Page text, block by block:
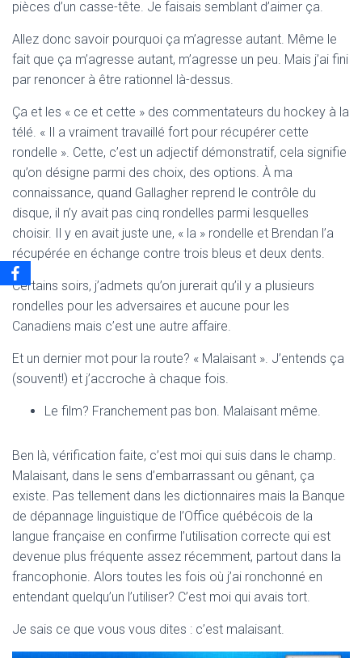
pièces d’un casse-tête. Je faisais semblant d’aimer ça.
Allez donc savoir pourquoi ça m’agresse autant. Même le
fait que ça m’agresse autant, m’agresse un peu. Mais j’ai fini
par renoncer à être rationnel là-dessus.
Ça et les « ce et cette » des commentateurs du hockey à la
télé. « Il a vraiment travaillé fort pour récupérer cette
rondelle ». Cette, c’est un adjectif démonstratif, cela signifie
qu’on désigne parmi des choix, des options. À ma
connaissance, quand Gallagher reprend le contrôle du
disque, il n’y avait pas cinq rondelles parmi lesquelles
choisir. Il y en avait juste une, « la » rondelle et Brendan l’a
récupérée en échange contre trois bleus et deux dents.
Certains soirs, j’admets qu’on jurerait qu’il y a plusieurs
rondelles pour les adversaires et aucune pour les
Canadiens mais c’est une autre affaire.
Et un dernier mot pour la route? « Malaisant ». J’entends ça
(souvent!) et j’accroche à chaque fois.
Le film? Franchement pas bon. Malaisant même.
Ben là, vérification faite, c’est moi qui suis dans le champ.
Malaisant, dans le sens d’embarrassant ou gênant, ça
existe. Pas tellement dans les dictionnaires mais la Banque
de dépannage linguistique de l’Office québécois de la
langue française en confirme l’utilisation correcte qui est
devenue plus fréquente assez récemment, partout dans la
francophonie. Alors toutes les fois où j’ai ronchonné en
entendant quelqu’un l’utiliser? C’est moi qui avais tort.
Je sais ce que vous vous dites : c’est malaisant.